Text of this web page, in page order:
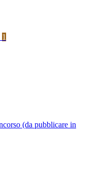
1
(da pubblicare in